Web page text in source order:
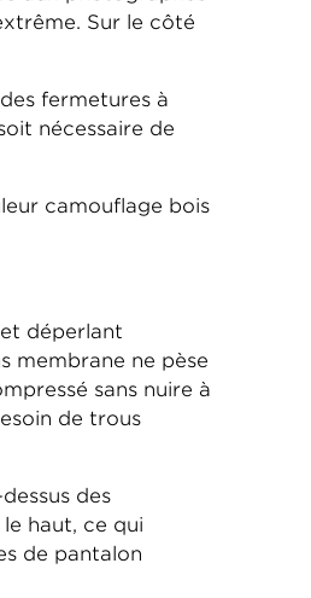
Sur le côté
fermetures à
nécessaire de
camouflage bois
déperlant
membrane ne pèse
sans nuire à
de trous
des
haut, ce qui
de pantalon